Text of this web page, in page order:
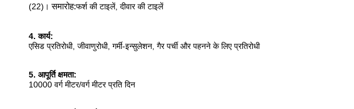
(22)।समारोह:फर्श की टाइलें, दीवार की टाइलें
4. कार्य:
एसिड प्रतिरोधी, जीवाणुरोधी, गर्मी-इन्सुलेशन, गैर पर्ची और पहनने के लिए प्रतिरोधी
5. आपूर्ति क्षमता:
10000 वर्ग मीटर/वर्ग मीटर प्रति दिन